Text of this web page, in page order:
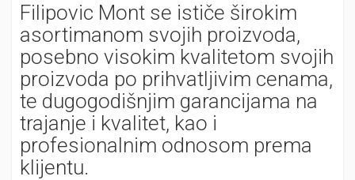
Filipovic Mont se ističe širokim
asortimanom svojih proizvoda,
posebno visokim kvalitetom svojih
proizvoda po prihvatljivim cenama,
te dugogodišnjim garancijama na
trajanje i kvalitet, kao i
profesionalnim odnosom prema
klijentu.